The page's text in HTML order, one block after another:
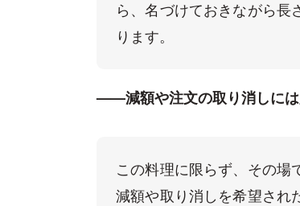
ら、名づけておきながら長
ります。
——減額や注文の取り消しに
この料理に限らず、その場
減額や取り消しを希望され